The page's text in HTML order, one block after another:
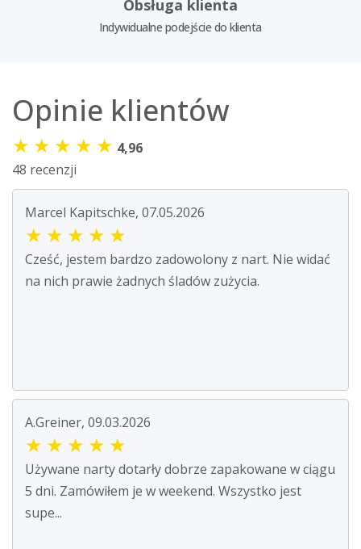
Obsługa klienta
Indywidualne podejście do klienta
Opinie klientów
★ ★ ★ ★ ★ 4,96
48 recenzji
Marcel Kapitschke, 07.05.2026
★ ★ ★ ★ ★
Cześć, jestem bardzo zadowolony z nart. Nie widać
na nich prawie żadnych śladów zużycia.
A.Greiner, 09.03.2026
★ ★ ★ ★ ★
Używane narty dotarły dobrze zapakowane w ciągu
5 dni. Zamówiłem je w weekend. Wszystko jest
supe...